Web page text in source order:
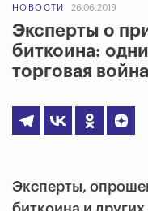
НОВОСТИ 26.06.2019
Эксперты о
биткоина:
торговая
Эксперты,